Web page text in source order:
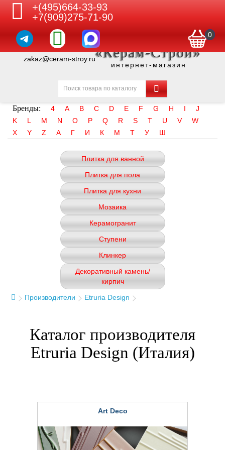
+(495)664-33-93
+7(909)275-71-90
0
zakaz@ceram-stroy.ru«Керам-Строй»
интернет-магазин
Бренды: 4 A B C D E F G H I
J
K
L M N O P Q R S T U V
W
X
Y Z А Г И К М Т У Ш
Плитка для ванной
Плитка для пола
Плитка для кухни
Мозаика
Керамогранит
Ступени
Клинкер
Декоративный камень/
кирпич
Производители
Etruria Design
Каталог производителя
Etruria Design (Италия)
Art Deco